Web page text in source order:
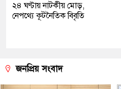
২৪ ঘণ্টায় নাটকীয় মোড়,
নেপথ্যে কূটনৈতিক বিবৃতি
জনপ্রিয় সংবাদ